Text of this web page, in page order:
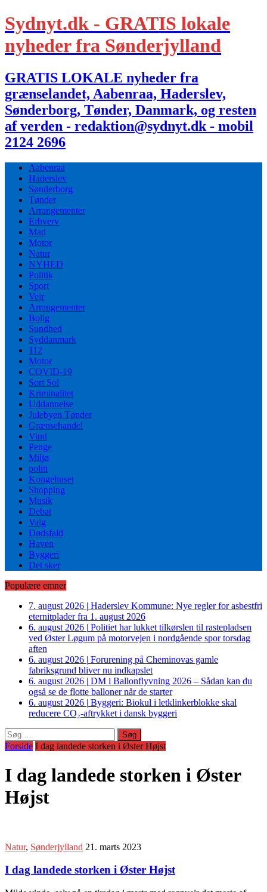
Sydnyt.dk - GRATIS lokale
nyheder fra Sønderjylland
GRATIS LOKALE nyheder fra
grænselandet, Aabenraa, Haderslev,
Sønderborg, Tønder, Danmark, og resten
af verden - redaktion@sydnyt.dk - mobil
2124 2696
Aabenraa
Haderslev
Sønderborg
Tønder
Arrangementer
Erhverv
Mad
Motor
Natur
NYHED
Politik
Sport
Vejr
Arrangementer
Bolig
Sundhed
Syddanmark
112
Motor
COVID-19
Sort Sol
Kriminalitet
Uddannelse
Julebyen Tønder
Grænsehandel
Vind
Penge
Miljø
politi
Kongehuset
Shopping
Musik
Debat
Valg
Dødsfald
Haven
Byggeri
Det sker
Populære emner
7. august 2026 | Haderslev Kommune: Nye regler for asbestfri
eternitplader fra 1. august 2026
6. august 2026 | Politiet har lukket tilkørslen til rastepladsen
ved Øster Løgum på motorvejen i nordgående spor torsdag
aften
6. august 2026 | Forurening på Cheminovas gamle
fabriksgrund bliver nu indkapslet
6. august 2026 | DM i Ballonflyvning 2026 – Sådan kan du
også se de flotte balloner når de starter
6. august 2026 | Byggeri: Biokul i letklinkerblokke skal
reducere CO₂-aftrykket i dansk byggeri
Søg
efter:
Forside I dag landede storken i Øster Højst
I dag landede storken i Øster
Højst
Natur, Sønderjylland 21. marts 2023
I dag landede storken i Øster Højst